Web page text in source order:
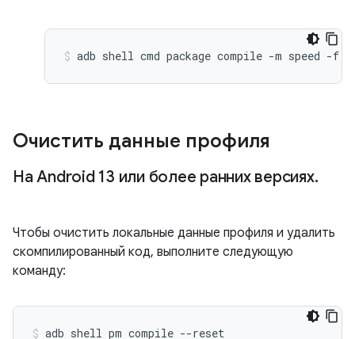
Очистить данные профиля
На Android 13 или более ранних версиях.
Чтобы очистить локальные данные профиля и удалить
скомпилированный код, выполните следующую
команду:
adb shell pm compile --reset